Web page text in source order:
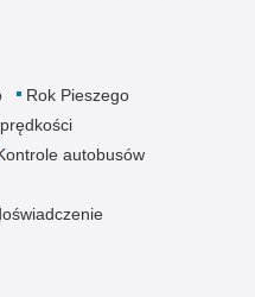
Rok Pieszego
autobusów